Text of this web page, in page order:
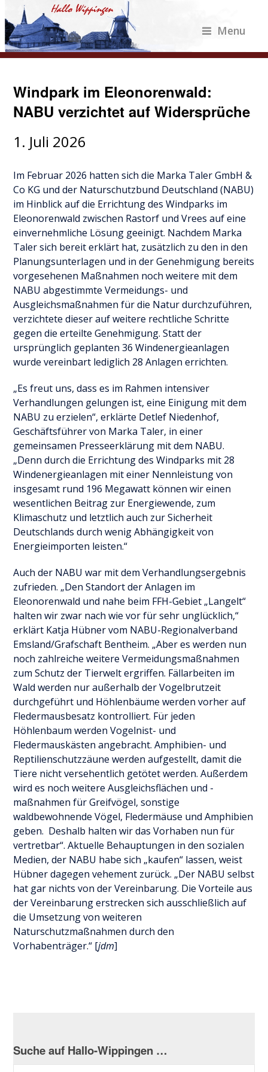
Menu
Windpark im Eleonorenwald:
NABU verzichtet auf Widersprüche
1. Juli 2026
Im Februar 2026 hatten sich die Marka Taler GmbH &
Co KG und der Naturschutzbund Deutschland (NABU)
im Hinblick auf die Errichtung des Windparks im
Eleonorenwald zwischen Rastorf und Vrees auf eine
einvernehmliche Lösung geeinigt. Nachdem Marka
Taler sich bereit erklärt hat, zusätzlich zu den in den
Planungsunterlagen und in der Genehmigung bereits
vorgesehenen Maßnahmen noch weitere mit dem
NABU abgestimmte Vermeidungs- und
Ausgleichsmaßnahmen für die Natur durchzuführen,
verzichtete dieser auf weitere rechtliche Schritte
gegen die erteilte Genehmigung. Statt der
ursprünglich geplanten 36 Windenergieanlagen
wurde vereinbart lediglich 28 Anlagen errichten.
„Es freut uns, dass es im Rahmen intensiver
Verhandlungen gelungen ist, eine Einigung mit dem
NABU zu erzielen“, erklärte Detlef Niedenhof,
Geschäftsführer von Marka Taler, in einer
gemeinsamen Presseerklärung mit dem NABU.
„Denn durch die Errichtung des Windparks mit 28
Windenergieanlagen mit einer Nennleistung von
insgesamt rund 196 Megawatt können wir einen
wesentlichen Beitrag zur Energiewende, zum
Klimaschutz und letztlich auch zur Sicherheit
Deutschlands durch wenig Abhängigkeit von
Energieimporten leisten.“
Auch der NABU war mit dem Verhandlungsergebnis
zufrieden. „Den Standort der Anlagen im
Eleonorenwald und nahe beim FFH-Gebiet „Langelt“
halten wir zwar nach wie vor für sehr unglücklich,“
erklärt Katja Hübner vom NABU-Regionalverband
Emsland/Grafschaft Bentheim. „Aber es werden nun
noch zahlreiche weitere Vermeidungsmaßnahmen
zum Schutz der Tierwelt ergriffen. Fällarbeiten im
Wald werden nur außerhalb der Vogelbrutzeit
durchgeführt und Höhlenbäume werden vorher auf
Fledermausbesatz kontrolliert. Für jeden
Höhlenbaum werden Vogelnist- und
Fledermauskästen angebracht. Amphibien- und
Reptilienschutzzäune werden aufgestellt, damit die
Tiere nicht versehentlich getötet werden. Außerdem
wird es noch weitere Ausgleichsflächen und -
maßnahmen für Greifvögel, sonstige
waldbewohnende Vögel, Fledermäuse und Amphibien
geben. Deshalb halten wir das Vorhaben nun für
vertretbar“. Aktuelle Behauptungen in den sozialen
Medien, der NABU habe sich „kaufen“ lassen, weist
Hübner dagegen vehement zurück. „Der NABU selbst
hat gar nichts von der Vereinbarung. Die Vorteile aus
der Vereinbarung erstrecken sich ausschließlich auf
die Umsetzung von weiteren
Naturschutzmaßnahmen durch den
Vorhabenträger.“ [jdm]
Suche auf Hallo-Wippingen …